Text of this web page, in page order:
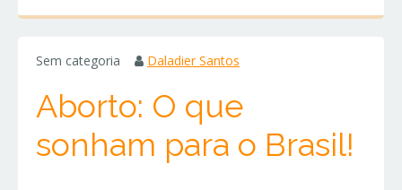
Sem categoria Daladier Santos
Aborto: O que
sonham para o Brasil!